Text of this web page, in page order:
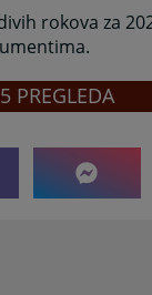
rokova za
PREGLEDA